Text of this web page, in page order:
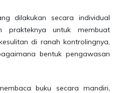
dilakukan secara individual
prakteknya untuk membuat
di ranah kontrolingnya,
bentuk pengawasan
buku secara mandiri,